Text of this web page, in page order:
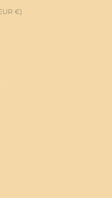
Ciudad del Vaticano (EUR €)